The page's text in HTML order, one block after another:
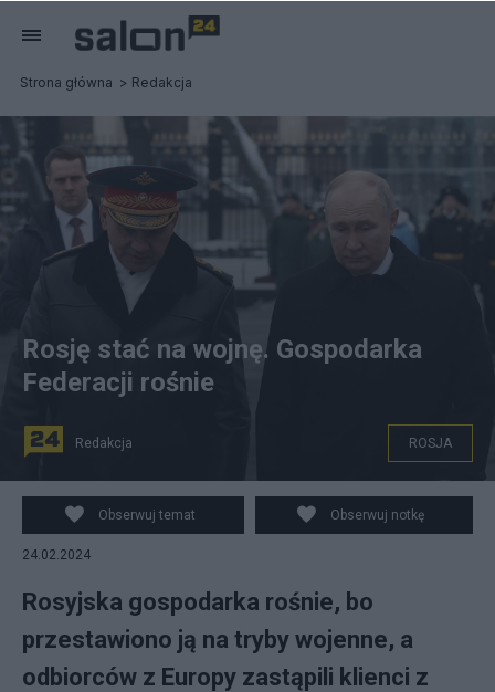
Strona główna Redakcja
Władimir Putin (P) i Siergiej Szojgu (L). Fot.
PAP/EPA/ALEXANDER KAZAKOV/SPUTNIK/KREMLIN
POOL
Rosję stać na wojnę. Gospodarka
Federacji rośnie
Redakcja ROSJA
Obserwuj temat Obserwuj notkę
24.02.2024
Rosyjska gospodarka rośnie, bo
przestawiono ją na tryby wojenne, a
odbiorców z Europy zastąpili klienci z